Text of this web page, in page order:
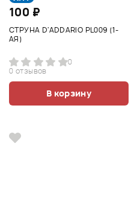
100 ₽
СТРУНА D'ADDARIO PL009 (1-
АЯ)
0
0 отзывов
В корзину